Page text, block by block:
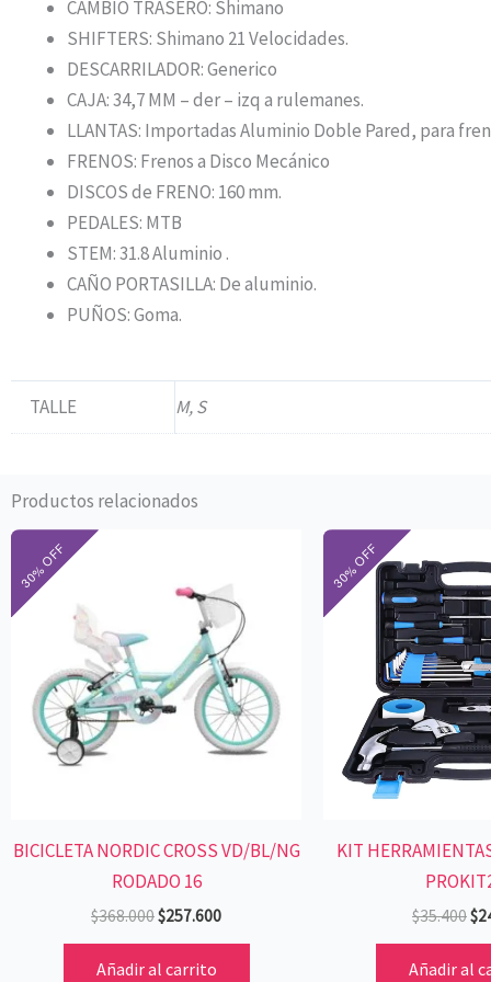
CAMBIO TRASERO: Shimano
SHIFTERS: Shimano 21 Velocidades.
DESCARRILADOR: Generico
CAJA: 34,7 MM – der – izq a rulemanes.
LLANTAS: Importadas Aluminio Doble Pared, para
FRENOS: Frenos a Disco Mecánico
DISCOS de FRENO: 160 mm.
PEDALES: MTB
STEM: 31.8 Aluminio .
CAÑO PORTASILLA: De aluminio.
PUÑOS: Goma.
TALLE M, S
Productos relacionados
BICICLETA NORDIC CROSS VD/BL/NG
RODADO 16
$368.000
era:
$368.000.
$257.600
es:
$257.600.
Añadir al carrito
KIT
$35.400$
Añadir al